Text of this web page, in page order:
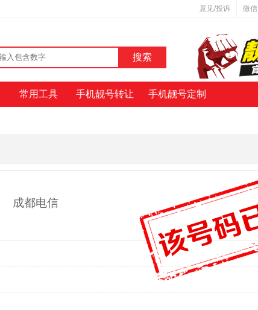
意见/投诉 微信
微信号:jihaoba999
常用工具 手机靓号转让 手机靓号定制
成都电信